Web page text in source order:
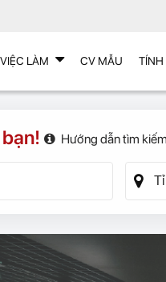
VIỆC LÀM CV MẪU TÍNH
Hướng dẫn tìm kiếm